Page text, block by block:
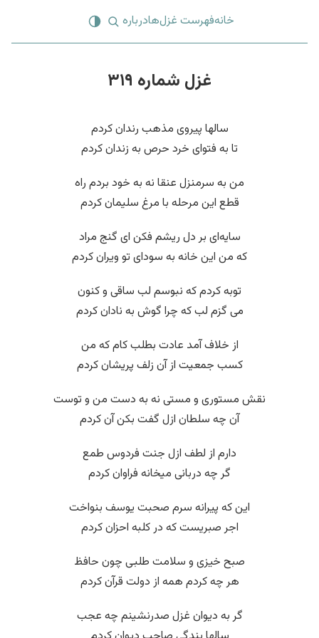
خانهفهرست غزل‌هادرباره
غزل شماره ۳۱۹
سالها پیروی مذهب رندان کردم
تا به فتوای خرد حرص به زندان کردم
من به سرمنزل عنقا نه به خود بردم راه
قطع این مرحله با مرغ سلیمان کردم
سایه‌ای بر دل ریشم فکن ای گنج مراد
که من این خانه به سودای تو ویران کردم
توبه کردم که نبوسم لب ساقی و کنون
می گزم لب که چرا گوش به نادان کردم
از خلاف آمد عادت بطلب کام که من
کسب جمعیت از آن زلف پریشان کردم
نقش مستوری و مستی نه به دست من و توست
آن چه سلطان ازل گفت بکن آن کردم
دارم از لطف ازل جنت فردوس طمع
گر چه دربانی میخانه فراوان کردم
این که پیرانه سرم صحبت یوسف بنواخت
اجر صبریست که در کلبه احزان کردم
صبح خیزی و سلامت طلبی چون حافظ
هر چه کردم همه از دولت قرآن کردم
گر به دیوان غزل صدرنشینم چه عجب